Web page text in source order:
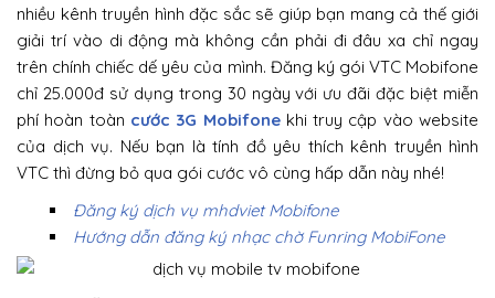
nhiều kênh truyền hình đặc sắc sẽ giúp bạn mang cả thế giới
giải trí vào di động mà không cần phải đi đâu xa chỉ ngay
trên chính chiếc dế yêu của mình. Đăng ký gói VTC Mobifone
chỉ 25.000đ sử dụng trong 30 ngày với ưu đãi đặc biệt miễn
phí hoàn toàn cước 3G Mobifonekhi truy cập vào website
của dịch vụ. Nếu bạn là tính đồ yêu thích kênh truyền hình
VTC thì đừng bỏ qua gói cước vô cùng hấp dẫn này nhé!
Đăng ký dịch vụ mhdviet Mobifone
Hướng dẫn đăng ký nhạc chờ Funring MobiFone